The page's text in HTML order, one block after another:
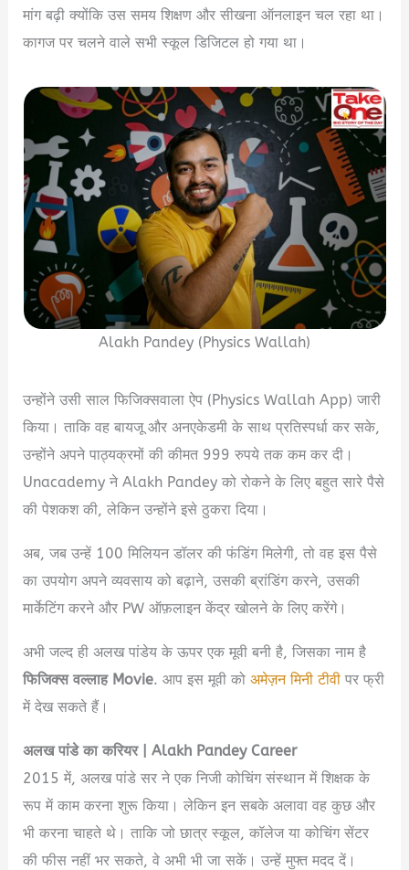
मांग बढ़ी क्योंकि उस समय शिक्षण और सीखना ऑनलाइन चल रहा था।
कागज पर चलने वाले सभी स्कूल डिजिटल हो गया था।
Alakh Pandey (Physics Wallah)
उन्होंने उसी साल फिजिक्सवाला ऐप (Physics Wallah App) जारी
किया। ताकि वह बायजू और अनएकेडमी के साथ प्रतिस्पर्धा कर सके,
उन्होंने अपने पाठ्यक्रमों की कीमत 999 रुपये तक कम कर दी।
Unacademy ने Alakh Pandey को रोकने के लिए बहुत सारे पैसे
की पेशकश की, लेकिन उन्होंने इसे ठुकरा दिया।
अब, जब उन्हें 100 मिलियन डॉलर की फंडिंग मिलेगी, तो वह इस पैसे
का उपयोग अपने व्यवसाय को बढ़ाने, उसकी ब्रांडिंग करने, उसकी
मार्केटिंग करने और PW ऑफ़लाइन केंद्र खोलने के लिए करेंगे।
अभी जल्द ही अलख पांडेय के ऊपर एक मूवी बनी है, जिसका नाम है
फिजिक्स वल्लाह Movie. आप इस मूवी कोअमेज़न मिनी टीवी पर फ्री
में देख सकते हैं।
अलख पांडे का करियर| Alakh Pandey Career
2015 में, अलख पांडे सर ने एक निजी कोचिंग संस्थान में शिक्षक के
रूप में काम करना शुरू किया। लेकिन इन सबके अलावा वह कुछ और
भी करना चाहते थे। ताकि जो छात्र स्कूल, कॉलेज या कोचिंग सेंटर
की फीस नहीं भर सकते, वे अभी भी जा सकें। उन्हें मुफ्त मदद दें।